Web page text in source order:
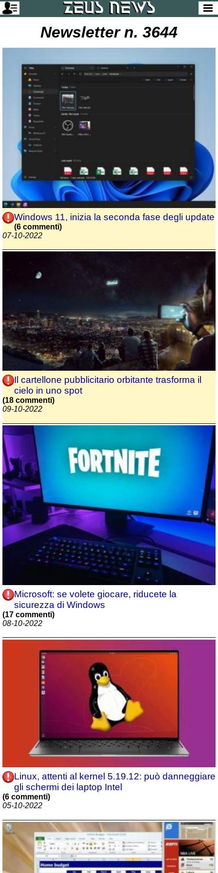
Newsletter n. 3644
Windows 11, inizia la seconda fase degli update
(6 commenti)
07-10-2022
Il cartellone pubblicitario orbitante trasforma il
cielo in uno spot
(18 commenti)
09-10-2022
Microsoft: se volete giocare, riducete la
sicurezza di Windows
(17 commenti)
08-10-2022
Linux, attenti al kernel 5.19.12: può danneggiare
gli schermi dei laptop Intel
(6 commenti)
05-10-2022